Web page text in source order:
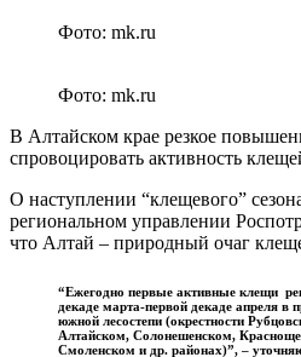
Фото: mk.ru
Фото: mk.ru
В Алтайском крае резкое
спровоцировать активность
О наступлении “клещевого”
региональном управлении
что Алтай – природный очаг
“Ежегодно первые активные клещи
декаде марта-первой декаде апреля в
южной лесостепи (окрестности
Алтайском, Солонешенском,
Смоленском и др. районах)”, –